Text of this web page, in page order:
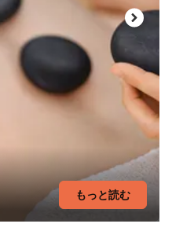
もっと読む